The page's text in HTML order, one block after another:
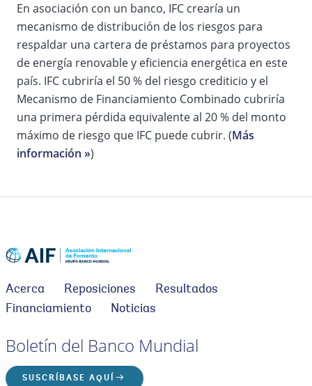
En asociación con un banco, IFC crearía un
mecanismo de distribución de los riesgos para
respaldar una cartera de préstamos para proyectos
de energía renovable y eficiencia energética en este
país. IFC cubriría el 50 % del riesgo crediticio y el
Mecanismo de Financiamiento Combinado cubriría
una primera pérdida equivalente al 20 % del monto
máximo de riesgo que IFC puede cubrir. (Más
información »)
Acerca Reposiciones
Resultados
Financiamiento
Noticias
Boletín del Banco Mundial
SUSCRÍBASE AQUÍ